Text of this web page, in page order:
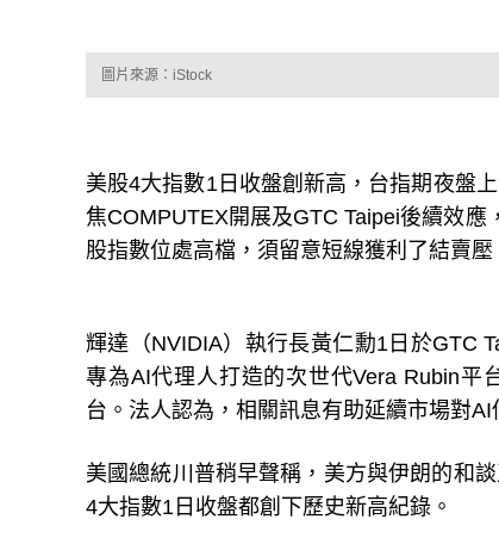
圖片來源：iStock
美股4大指數1日收盤創新高，台指期夜盤
焦COMPUTEX開展及GTC Taipei後續效
股指數位處高檔，須留意短線獲利了結賣壓
輝達（NVIDIA）執行長黃仁勳1日於GTC
專為AI代理人打造的次世代Vera Rubin平
台。法人認為，相關訊息有助延續市場對
美國總統川普稍早聲稱，美方與伊朗的和
4大指數1日收盤都創下歷史新高紀錄。